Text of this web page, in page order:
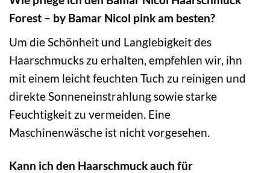
Forest – by Bamar Nicol pink am besten?
Um die Schönheit und Langlebigkeit des
Haarschmucks zu erhalten, empfehlen wir, ihn
mit einem leicht feuchten Tuch zu reinigen und
direkte Sonneneinstrahlung sowie starke
Feuchtigkeit zu vermeiden. Eine
Maschinenwäsche ist nicht vorgesehen.
Kann ich den Haarschmuck auch für